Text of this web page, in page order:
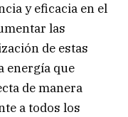
y eficacia en el
las
de estas
energía que
de manera
a todos los